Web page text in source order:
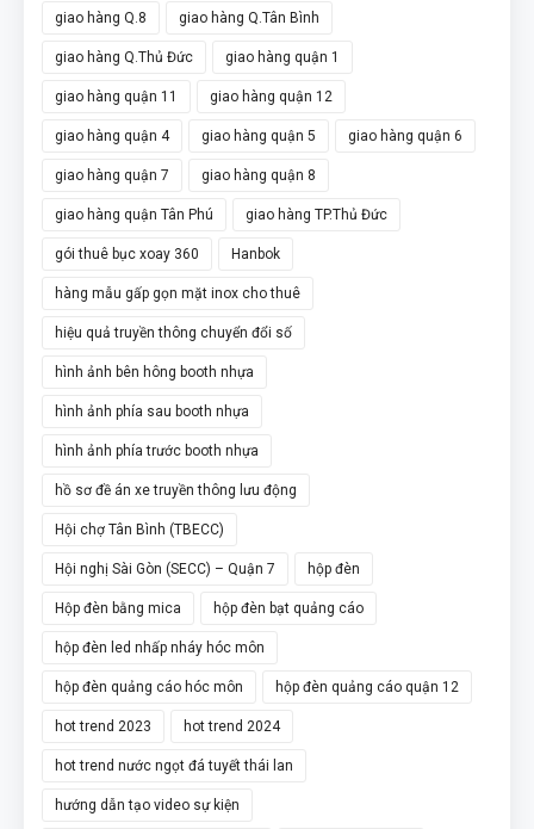
giao hàng Q.8 giao hàng Q.Tân Bình
giao hàng Q.Thủ Đức giao hàng quận 1
giao hàng quận 11 giao hàng quận 12
giao hàng quận 4 giao hàng quận 5 giao hàng quận 6
giao hàng quận 7 giao hàng quận 8
giao hàng quận Tân Phú giao hàng TP.Thủ Đức
gói thuê bục xoay 360 Hanbok
hàng mẫu gấp gọn mặt inox cho thuê
hiệu quả truyền thông chuyển đổi số
hình ảnh bên hông booth nhựa
hình ảnh phía sau booth nhựa
hình ảnh phía trước booth nhựa
hồ sơ đề án xe truyền thông lưu động
Hội chợ Tân Bình (TBECC)
Hội nghị Sài Gòn (SECC) – Quận 7 hộp đèn
Hộp đèn bằng mica hộp đèn bạt quảng cáo
hộp đèn led nhấp nháy hóc môn
hộp đèn quảng cáo hóc môn hộp đèn quảng cáo quận 12
hot trend 2023 hot trend 2024
hot trend nước ngọt đá tuyết thái lan
hướng dẫn tạo video sự kiện